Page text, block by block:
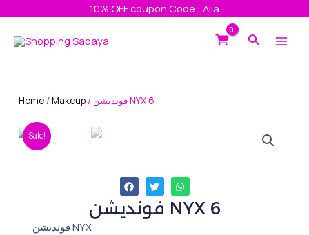
content
10% OFF coupon Code : Alia
Search
فونديشن NYX 6
فونديشن NYX
Home/Makeup / فونديشن NYX 6
Sale!